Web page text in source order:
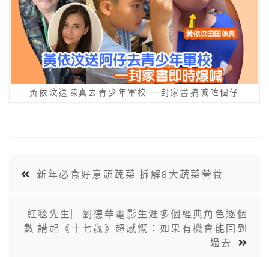
黃依汶送陳真去青少年軍校 一封家書搞喊咗個仔
新年必食好意頭蔬菜 拆解8大蔬菜營養
紅毯先生︳劉德華電影生涯多個經典角色逐個
數 講起《十七歲》超感慨：如果有機會能回到
過去